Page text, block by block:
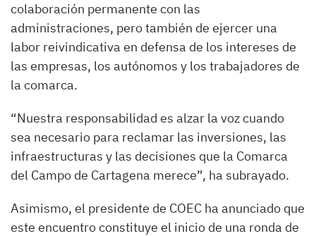
colaboración permanente con las
administraciones, pero también de ejercer una
labor reivindicativa en defensa de los intereses de
las empresas, los autónomos y los trabajadores de
la comarca.
“Nuestra responsabilidad es alzar la voz cuando
sea necesario para reclamar las inversiones, las
infraestructuras y las decisiones que la Comarca
del Campo de Cartagena merece”, ha subrayado.
Asimismo, el presidente de COEC ha anunciado que
este encuentro constituye el inicio de una ronda de